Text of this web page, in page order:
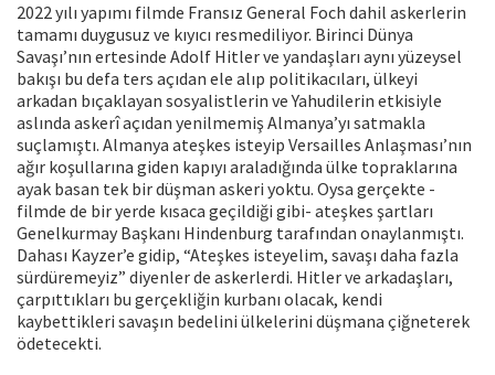
2022 yılı yapımı filmde Fransız General Foch dahil askerlerin
tamamı duygusuz ve kıyıcı resmediliyor. Birinci Dünya
Savaşı’nın ertesinde Adolf Hitler ve yandaşları aynı yüzeysel
bakışı bu defa ters açıdan ele alıp politikacıları, ülkeyi
arkadan bıçaklayan sosyalistlerin ve Yahudilerin etkisiyle
aslında askerî açıdan yenilmemiş Almanya’yı satmakla
suçlamıştı. Almanya ateşkes isteyip Versailles Anlaşması’nın
ağır koşullarına giden kapıyı araladığında ülke topraklarına
ayak basan tek bir düşman askeri yoktu. Oysa gerçekte -
filmde de bir yerde kısaca geçildiği gibi- ateşkes şartları
Genelkurmay Başkanı Hindenburg tarafından onaylanmıştı.
Dahası Kayzer’e gidip, “Ateşkes isteyelim, savaşı daha fazla
sürdüremeyiz” diyenler de askerlerdi. Hitler ve arkadaşları,
çarpıttıkları bu gerçekliğin kurbanı olacak, kendi
kaybettikleri savaşın bedelini ülkelerini düşmana çiğneterek
ödetecekti.